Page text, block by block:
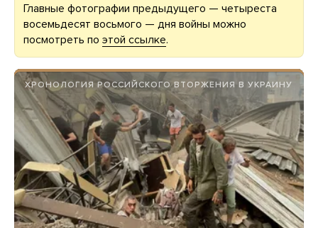
Главные фотографии предыдущего — четыреста
восемьдесят восьмого — дня войны можно
посмотреть по этой ссылке.
ХРОНОЛОГИЯ РОССИЙСКОГО ВТОРЖЕНИЯ В УКРАИНУ